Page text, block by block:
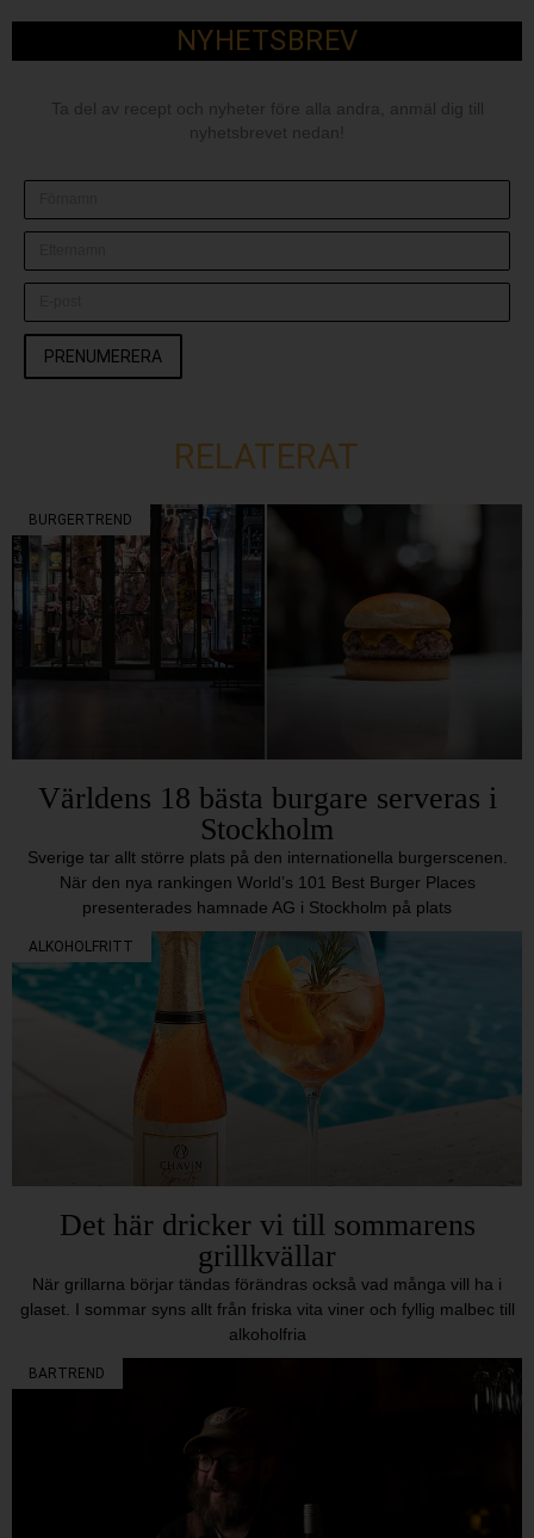
NYHETSBREV
Ta del av recept och nyheter före alla andra, anmäl dig till
nyhetsbrevet nedan!
PRENUMERERA
RELATERAT
BURGERTREND
Världens 18 bästa burgare serveras i
Stockholm
Sverige tar allt större plats på den internationella burgerscenen.
När den nya rankingen World’s 101 Best Burger Places
presenterades hamnade AG i Stockholm på plats
ALKOHOLFRITT
Det här dricker vi till sommarens
grillkvällar
När grillarna börjar tändas förändras också vad många vill ha i
glaset. I sommar syns allt från friska vita viner och fyllig malbec till
alkoholfria
BARTREND